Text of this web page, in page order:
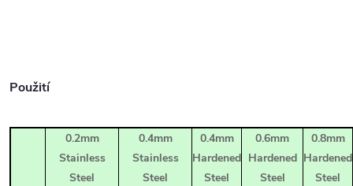
Použití
0.2mm
Stainless
Steel
0.4mm
Stainless
Steel
0.4mm
Hardened
Steel
0.6mm
Hardened
Steel
0.8mm
Hardened
Steel